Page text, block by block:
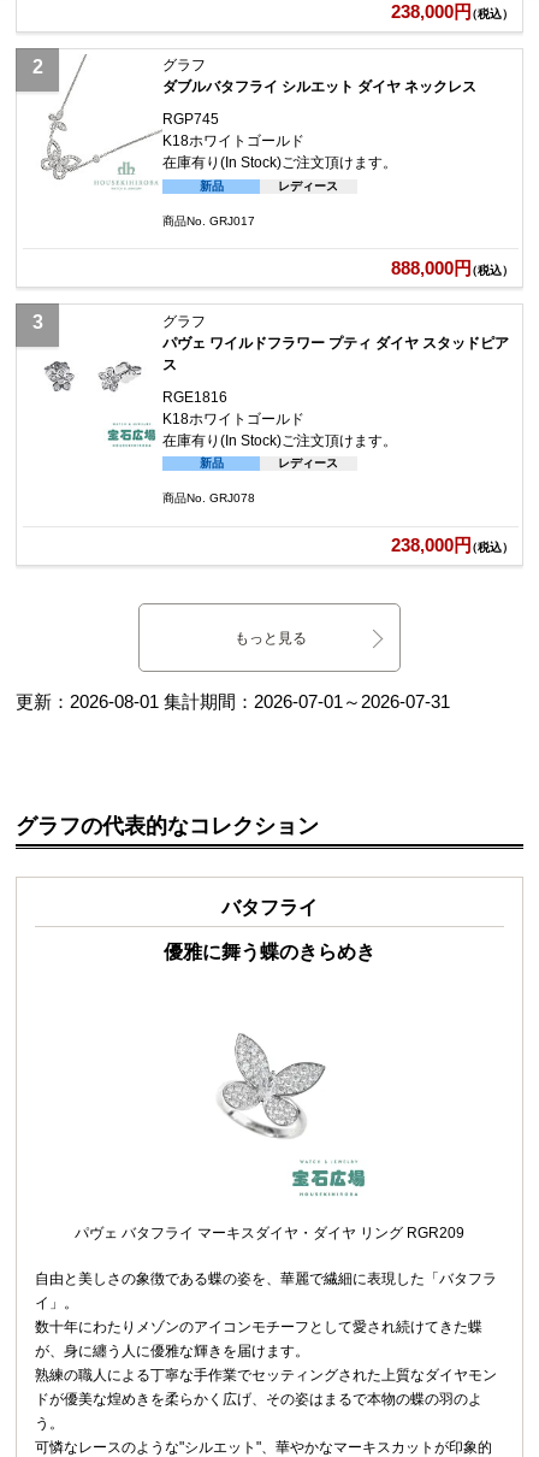
238,000円（税込）
グラフ
ダブルバタフライ シルエット ダイヤ ネックレス
RGP745
K18ホワイトゴールド
在庫有り(In Stock)ご注文頂けます。
新品 レディース
商品No. GRJ017
888,000円（税込）
グラフ
パヴェ ワイルドフラワー プティ ダイヤ スタッドピア
ス
RGE1816
K18ホワイトゴールド
在庫有り(In Stock)ご注文頂けます。
新品 レディース
商品No. GRJ078
238,000円（税込）
もっと見る
更新： 2026-08-01 集計期間： 2026-07-01 ～ 2026-07-31
グラフの代表的なコレクション
バタフライ
優雅に舞う蝶のきらめき
パヴェ バタフライ マーキスダイヤ・ダイヤ リング RGR209
自由と美しさの象徴である蝶の姿を、華麗で繊細に表現した「バタフラ
イ」。
数十年にわたりメゾンのアイコンモチーフとして愛され続けてきた蝶
が、身に纏う人に優雅な輝きを届けます。
熟練の職人による丁寧な手作業でセッティングされた上質なダイヤモン
ドが優美な煌めきを柔らかく広げ、その姿はまるで本物の蝶の羽のよ
う。
可憐なレースのような"シルエット"、華やかなマーキスカットが印象的